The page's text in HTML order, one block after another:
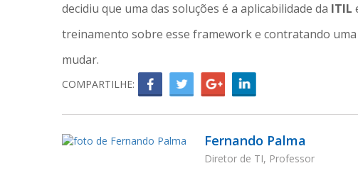
decidiu que uma das soluções é a aplicabilidade da ITIL
treinamento sobre esse framework e contratando uma
mudar.
COMPARTILHE:
Fernando Palma
Diretor de TI, Professor